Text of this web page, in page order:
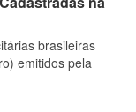
brasileiras
emitidos pela